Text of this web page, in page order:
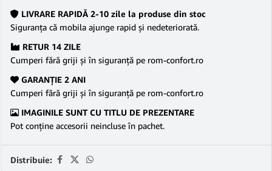
LIVRARE RAPIDĂ 2-10 zile la produse din stoc
Siguranţa că mobila ajunge rapid şi nedeteriorată.
RETUR 14 ZILE
Cumperi fără griji şi în siguranţă pe rom-confort.ro
GARANŢIE 2 ANI
Cumperi fără griji şi în siguranţă pe rom-confort.ro
IMAGINILE SUNT CU TITLU DE PREZENTARE
Pot conține accesorii neincluse în pachet.
Distribuie: